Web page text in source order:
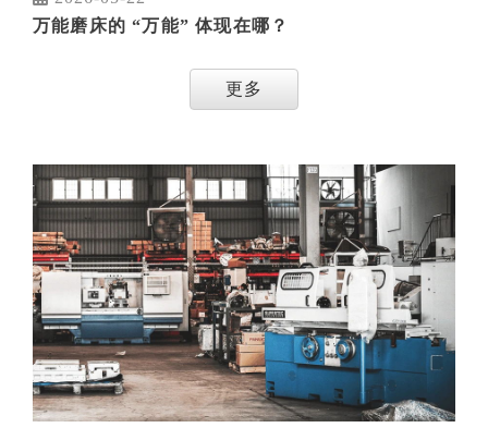
万能磨床的 “万能” 体现在哪？
更多